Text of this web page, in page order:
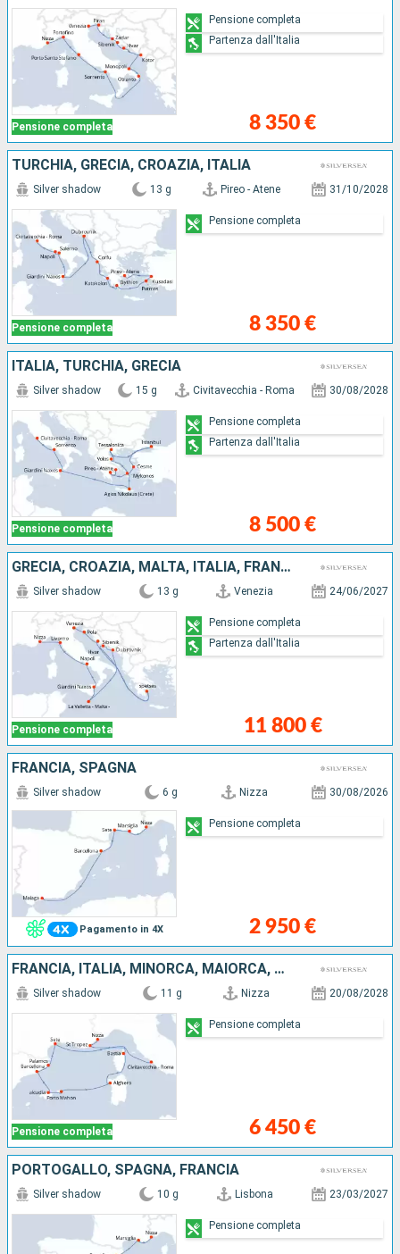
Pensione completa 8 350 €
Pensione completa
Partenza dall'Italia
TURCHIA, GRECIA, CROAZIA, ITALIA
Pensione completa
Silver shadow 13 g Pireo - Atene 31/10/2028
8 350 €
Pensione completa
ITALIA, TURCHIA, GRECIA
Pensione completa
Silver shadow 15 g Civitavecchia - Roma 30/08/2028
8 500 €
Pensione completa
Partenza dall'Italia
GRECIA, CROAZIA, MALTA, ITALIA, FRANCIA
Pensione completa
Silver shadow 13 g Venezia 24/06/2027
11 800 €
Pensione completa
Partenza dall'Italia
FRANCIA, SPAGNA
Pagamento in 4X
Silver shadow 6 g Nizza 30/08/2026
2 950 €
Pensione completa
FRANCIA, ITALIA, MINORCA, MAIORCA, SPAGNA
Pensione completa
Silver shadow 11 g Nizza 20/08/2028
6 450 €
Pensione completa
PORTOGALLO, SPAGNA, FRANCIA
Silver shadow 10 g Lisbona 23/03/2027
Pensione completa